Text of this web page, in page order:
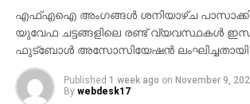
എഫ്എഐ അംഗങ്ങള്‍ ശനിയാഴ്ച
യുവേഫ ചട്ടങ്ങളിലെ രണ്ട് വ്യവസ്ഥകള്‍
ഫുട്‌ബോള്‍ അസോസിയേഷന്‍ ലംഘിച്ചതായി
Published 1 week ago on November 9,
By webdesk17